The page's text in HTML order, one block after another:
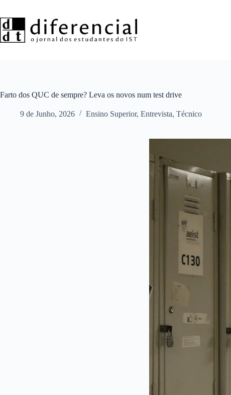
o
conteúdo
Farto dos QUC de sempre? Leva os novos num test drive
9 de Junho, 2026 Ensino Superior, Entrevista, Técnico